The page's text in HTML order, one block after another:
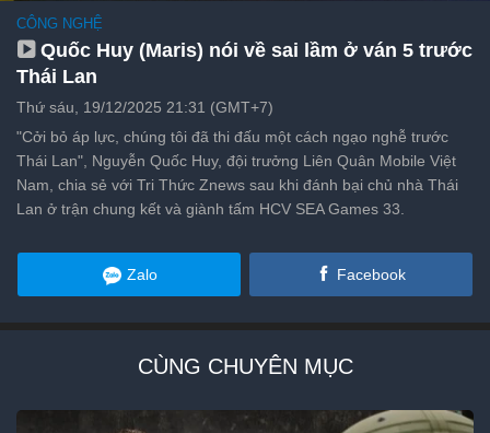
CÔNG NGHỆ
Quốc Huy (Maris) nói về sai lầm ở ván 5 trước
Thái Lan
Thứ sáu, 19/12/2025 21:31 (GMT+7)
"Cởi bỏ áp lực, chúng tôi đã thi đấu một cách ngạo nghễ trước
Thái Lan", Nguyễn Quốc Huy, đội trưởng Liên Quân Mobile Việt
Nam, chia sẻ với Tri Thức Znews sau khi đánh bại chủ nhà Thái
Lan ở trận chung kết và giành tấm HCV SEA Games 33.
Zalo Facebook